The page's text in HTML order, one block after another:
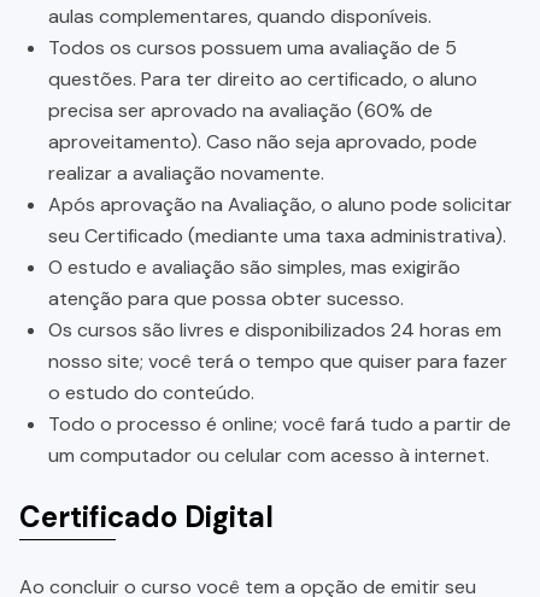
aulas complementares, quando disponíveis.
Todos os cursos possuem uma avaliação de 5
questões. Para ter direito ao certificado, o aluno
precisa ser aprovado na avaliação (60% de
aproveitamento). Caso não seja aprovado, pode
realizar a avaliação novamente.
Após aprovação na Avaliação, o aluno pode solicitar
seu Certificado (mediante uma taxa administrativa).
O estudo e avaliação são simples, mas exigirão
atenção para que possa obter sucesso.
Os cursos são livres e disponibilizados 24 horas em
nosso site; você terá o tempo que quiser para fazer
o estudo do conteúdo.
Todo o processo é online; você fará tudo a partir de
um computador ou celular com acesso à internet.
Certificado Digital
Ao concluir o curso você tem a opção de emitir seu